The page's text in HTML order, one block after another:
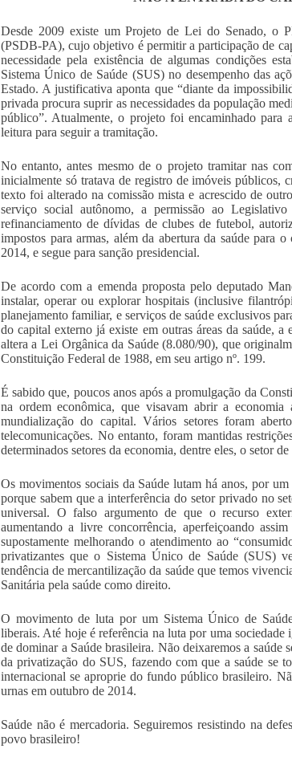
Desde 2009 existe um Projeto de Lei do Senado, o
(PSDB-PA), cujo objetivo é permitir a participação de
necessidade pela existência de algumas condições
Sistema Único de Saúde (SUS) no desempenho das
Estado. A justificativa aponta que “diante da
privada procura suprir as necessidades da população
público”. Atualmente, o projeto foi encaminhado para
leitura para seguir a tramitação.
No entanto, antes mesmo de o projeto tramitar nas
inicialmente só tratava de registro de imóveis
texto foi alterado na comissão mista e acrescido de
serviço social autônomo, a permissão ao
refinanciamento de dívidas de clubes de futebol,
impostos para armas, além da abertura da saúde para
2014, e segue para sanção presidencial.
De acordo com a emenda proposta pelo deputado
instalar, operar ou explorar hospitais (inclusive
planejamento familiar, e serviços de saúde exclusivos
do capital externo já existe em outras áreas da saúde,
altera a Lei Orgânica da Saúde (8.080/90), que
Constituição Federal de 1988, em seu artigo nº. 199.
É sabido que, poucos anos após a promulgação da
na ordem econômica, que visavam abrir a economia
mundialização do capital. Vários setores foram
telecomunicações. No entanto, foram mantidas
determinados setores da economia, dentre eles, o setor de
Os movimentos sociais da Saúde lutam há anos, por
porque sabem que a interferência do setor privado no
universal. O falso argumento de que o recurso
aumentando a livre concorrência, aperfeiçoando
supostamente melhorando o atendimento ao
privatizantes que o Sistema Único de Saúde (SUS)
tendência de mercantilização da saúde que temos
Sanitária pela saúde como direito.
O movimento de luta por um Sistema Único de
liberais. Até hoje é referência na luta por uma
de dominar a Saúde brasileira. Não deixaremos a
da privatização do SUS, fazendo com que a saúde se
internacional se aproprie do fundo público brasileiro.
urnas em outubro de 2014.
Saúde não é mercadoria. Seguiremos resistindo na
povo brasileiro!